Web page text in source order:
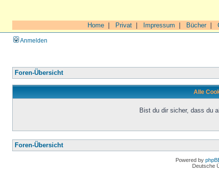
Home Privat Impressum Bücher|
Anmelden
Foren-Übersicht
Alle
Bist du dir sicher, dass du
Foren-Übersicht
Powered by
Deutsche